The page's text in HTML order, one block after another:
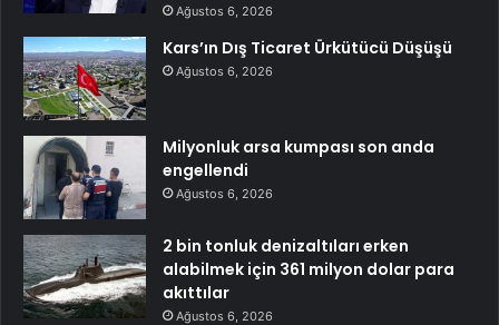
Ağustos 6, 2026
Kars’ın Dış Ticaret Ürkütücü Düşüşü
Ağustos 6, 2026
Milyonluk arsa kumpası son anda
engellendi
Ağustos 6, 2026
2 bin tonluk denizaltıları erken
alabilmek için 361 milyon dolar para
akıttılar
Ağustos 6, 2026